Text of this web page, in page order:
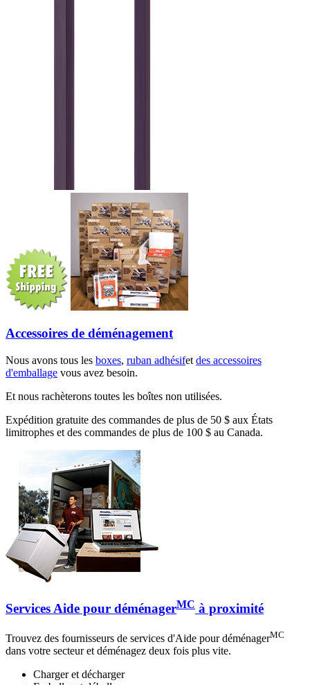
Accessoires de déménagement
Nous avons tous les boxes, ruban adhésifet des accessoires
d'emballage vous avez besoin.
Et nous rachèterons toutes les boîtes non utilisées.
Expédition gratuite des commandes de plus de 50 $ aux États
limitrophes et des commandes de plus de 100 $ au Canada.
Services Aide pour déménagerMC à proximité
Trouvez des fournisseurs de services d'Aide pour déménagerMC
dans votre secteur et déménagez deux fois plus vite.
Charger et décharger